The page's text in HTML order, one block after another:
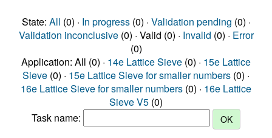
State: All (0) · In progress(0) · Validation pending (0) ·
Validation inconclusive(0) · Valid (0) · Invalid (0) · Error
(0)
Application: All (0) · 14e Lattice Sieve (0) · 15e Lattice
Sieve (0) · 15e Lattice Sieve for smaller numbers (0) ·
16e Lattice Sieve for smaller numbers (0) · 16e Lattice
Sieve V5 (0)
Task name: